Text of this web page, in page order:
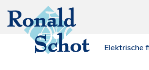
Elektrische